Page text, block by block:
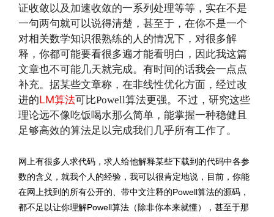
证收敛以及加速收敛的一系列处理等等，实在不是
一句两句就可以说得清楚，甚至于，在你不是一个
对相关数学知识很熟练的人的情况下，对很多解
释，你都可能要看很多遍才能看明白，因此我这篇
文章也不可能几天就完成。有时间的话我会一点点
补充。据某些文章称，在非线性优化方面，经过改
进的LM算法可比Powell算法更强。不过，研究这些
理论远不像吃饭喝水那么简单，能掌握一种稳健且
足够高效的算法足以完成我们几乎所有工作了。
网上有很多人求代码，求人给他解释某些下载到的代码中各参
数的含义，就我个人的经验，我可以很肯定地说，目前，你能
在网上找到的所有公开的、带中文注释的Powell算法的源码，
都不足以让你理解Powell算法（除非你本来就懂），甚至于那